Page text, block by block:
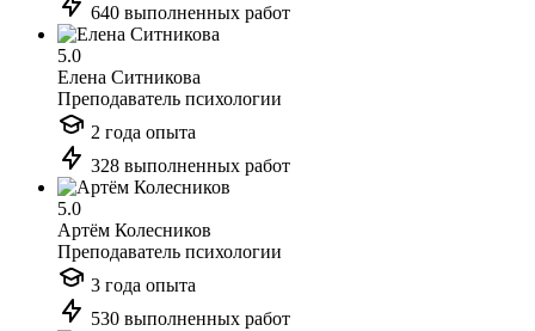
640 выполненных работ
5.0
Елена Ситникова
Преподаватель психологии
2 года опыта
328 выполненных работ
5.0
Артём Колесников
Преподаватель психологии
3 года опыта
530 выполненных работ